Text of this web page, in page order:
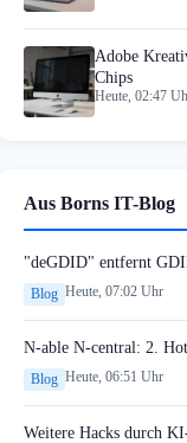
Adobe
Chips
Heute, 02:47
Aus Borns IT-Blog
"deGDID" entfernt
Blog Heute, 07:02 Uhr
N-able N-central: 2.
Blog Heute, 06:51 Uhr
Weitere Hacks durch